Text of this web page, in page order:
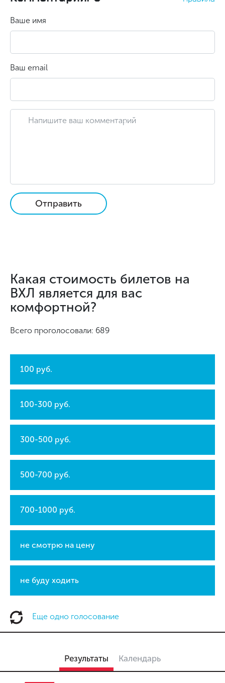
Ваше имя
Ваш email
Отправить
Какая стоимость билетов на
ВХЛ является для вас
комфортной?
Всего проголосовали: 689
100 руб.
100-300 руб.
300-500 руб.
500-700 руб.
700-1000 руб.
не смотрю на цену
не буду ходить
Еще одно голосование
Результаты Календарь